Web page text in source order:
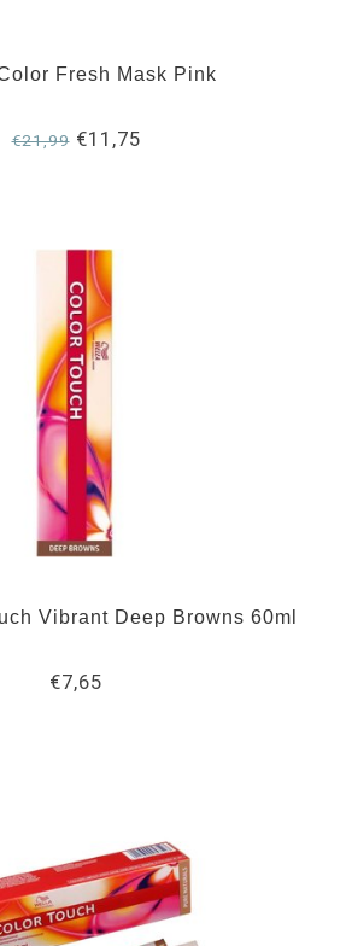
Fresh Mask Pink
€21,99€11,75
Vibrant Deep Browns 60ml
€7,65